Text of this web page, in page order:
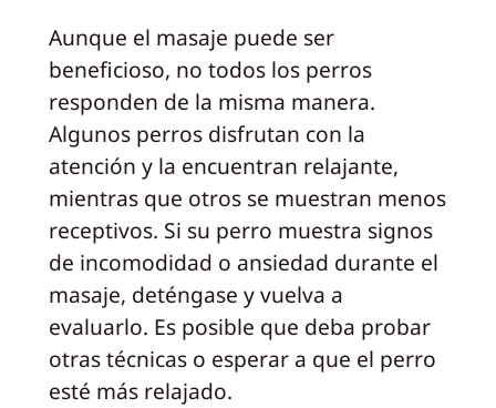
Aunque el masaje puede ser
beneficioso, no todos los perros
responden de la misma manera.
Algunos perros disfrutan con la
atención y la encuentran relajante,
mientras que otros se muestran menos
receptivos. Si su perro muestra signos
de incomodidad o ansiedad durante el
masaje, deténgase y vuelva a
evaluarlo. Es posible que deba probar
otras técnicas o esperar a que el perro
esté más relajado.